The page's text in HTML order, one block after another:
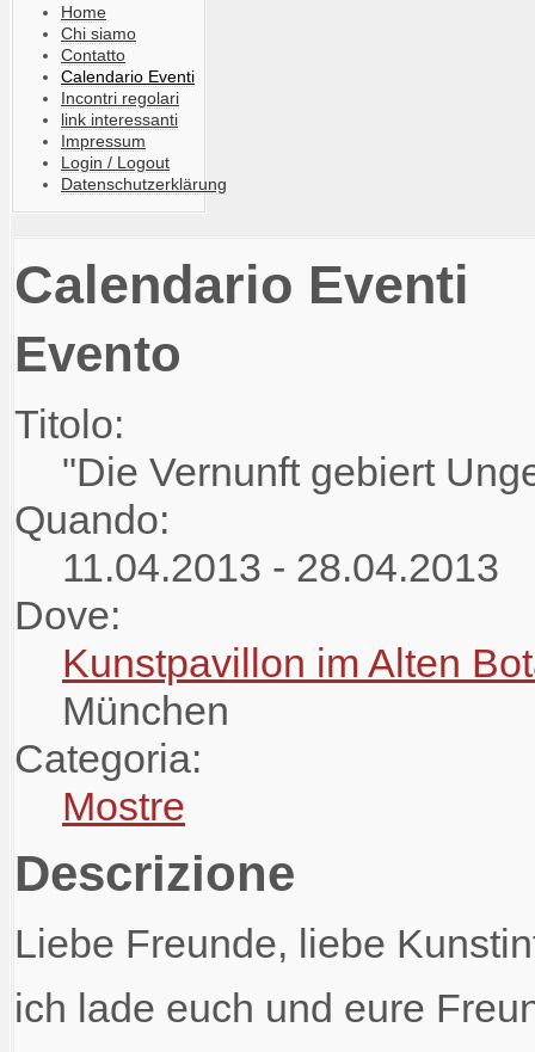
Home
Chi siamo
Contatto
Calendario Eventi
Incontri regolari
link interessanti
Impressum
Login / Logout
Datenschutzerklärung
Calendario Eventi
Evento
Titolo:
"Die Vernunft gebiert
Quando:
11.04.2013 - 28.04.2013
Dove:
Kunstpavillon im Alten
München
Categoria:
Mostre
Descrizione
Liebe Freunde, liebe
ich lade euch und eure